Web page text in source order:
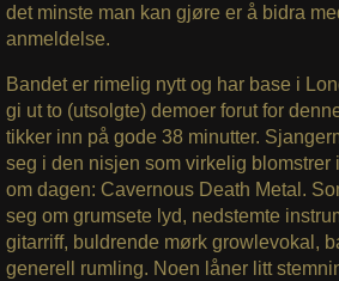
det minste man kan gjøre er å bidra
anmeldelse.
Bandet er rimelig nytt og har base i
gi ut to (utsolgte) demoer forut for
tikker inn på gode 38 minutter.
seg i den nisjen som virkelig blomstrer
om dagen: Cavernous Death Metal.
seg om grumsete lyd, nedstemte
gitarriff, buldrende mørk growlevokal,
generell rumling. Noen låner litt